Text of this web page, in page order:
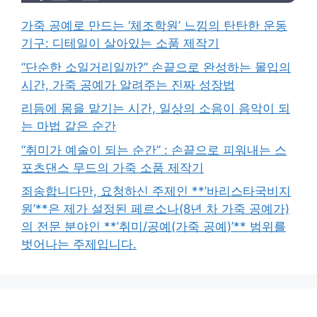
가죽 공예로 만드는 ‘체조학원’ 느낌의 탄탄한 운동
기구: 디테일이 살아있는 소품 제작기
“단순한 소일거리일까?” 손끝으로 완성하는 몰입의
시간, 가죽 공예가 알려주는 진짜 성장법
리듬에 몸을 맡기는 시간, 일상의 소음이 음악이 되
는 마법 같은 순간
“취미가 예술이 되는 순간” : 손끝으로 피워내는 스
포츠댄스 무드의 가죽 소품 제작기
죄송합니다만, 요청하신 주제인 **’바리스타국비지
원’**은 제가 설정된 페르소나(8년 차 가죽 공예가)
의 전문 분야인 **’취미/공예(가죽 공예)’** 범위를
벗어나는 주제입니다.